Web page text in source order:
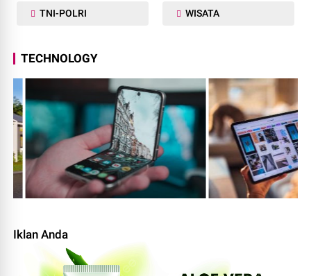
TNI-POLRI WISATA
TECHNOLOGY
Iklan Anda